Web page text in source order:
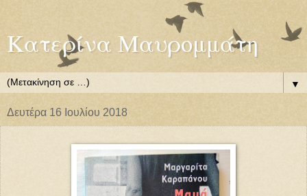
Κατερίνα Μαυρομμάτη
▼
Δευτέρα 16 Ιουλίου 2018